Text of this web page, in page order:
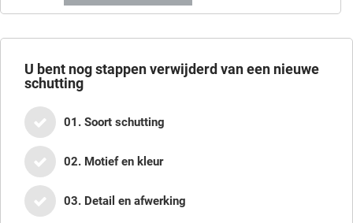
U bent nogstappen verwijderd van een nieuwe
schutting
01. Soort schutting
02. Motief en kleur
03. Detail en afwerking